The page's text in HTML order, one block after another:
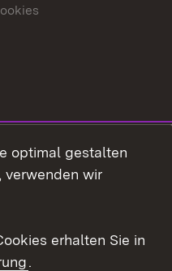
optimal gestalten
verwenden wir
erhalten Sie in
.